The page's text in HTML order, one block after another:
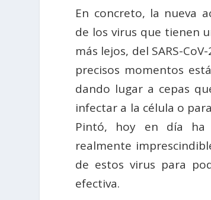
En concreto, la nueva
de los virus que tienen
más lejos, del SARS-
precisos momentos
dando lugar a cepas
infectar a la célula o
Pintó, hoy en día ha
realmente
de estos virus para
efectiva.